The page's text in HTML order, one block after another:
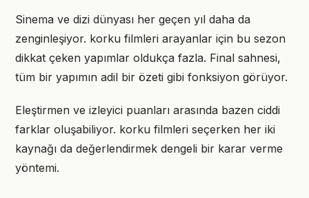
Sinema ve dizi dünyası her geçen yıl daha da
zenginleşiyor. korku filmleri arayanlar için bu sezon
dikkat çeken yapımlar oldukça fazla. Final sahnesi,
tüm bir yapımın adil bir özeti gibi fonksiyon görüyor.
Eleştirmen ve izleyici puanları arasında bazen ciddi
farklar oluşabiliyor. korku filmleri seçerken her iki
kaynağı da değerlendirmek dengeli bir karar verme
yöntemi.